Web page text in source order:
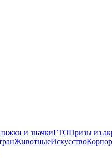
и значкиГТОПризы из
ЖивотныеИскусство